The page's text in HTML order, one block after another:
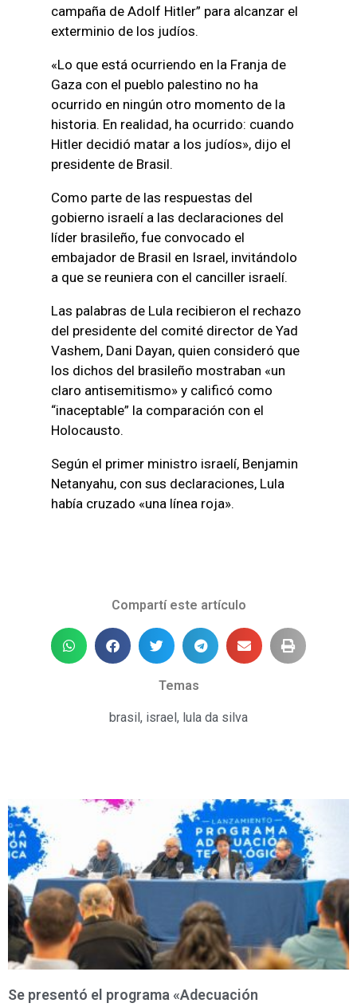
campaña de Adolf Hitler” para alcanzar el
exterminio de los judíos.
«Lo que está ocurriendo en la Franja de
Gaza con el pueblo palestino no ha
ocurrido en ningún otro momento de la
historia. En realidad, ha ocurrido: cuando
Hitler decidió matar a los judíos», dijo el
presidente de Brasil.
Como parte de las respuestas del
gobierno israelí a las declaraciones del
líder brasileño, fue convocado el
embajador de Brasil en Israel, invitándolo
a que se reuniera con el canciller israelí.
Las palabras de Lula recibieron el rechazo
del presidente del comité director de Yad
Vashem, Dani Dayan, quien consideró que
los dichos del brasileño mostraban «un
claro antisemitismo» y calificó como
“inaceptable” la comparación con el
Holocausto.
Según el primer ministro israelí, Benjamin
Netanyahu, con sus declaraciones, Lula
había cruzado «una línea roja».
Compartí este artículo
Temas
brasil, israel, lula da silva
Se presentó el programa «Adecuación